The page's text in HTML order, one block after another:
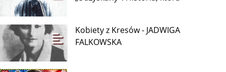
Kobiety z Kresów - JADWIGA
FALKOWSKA